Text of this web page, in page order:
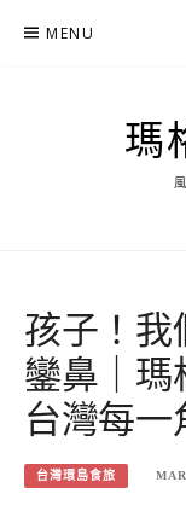
MENU
瑪
孩子！我
鑾鼻｜瑪
台灣每一
台灣環島食旅